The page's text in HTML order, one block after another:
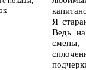
Я
Ведь
смены,